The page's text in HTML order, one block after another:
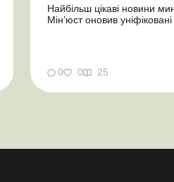
Найбільш цікаві новини
Мін’юст оновив
«у розшуку»: що потрібно
0 0 25